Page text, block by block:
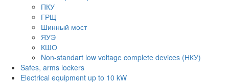
ПКУ
ГРЩ
Шинный мост
ЯУЭ
КШО
Non-standart low voltage complete devices (НКУ)
Safes, arms lockers
Electrical equipment up to 10 kW